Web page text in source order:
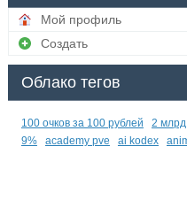
Мой профиль
Создать
Облако тегов
100 очков за 100 рублей 2 млрд
9%
academy pve ai kodex